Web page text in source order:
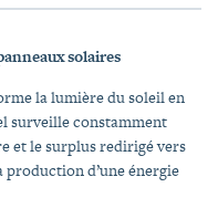
solaires
la lumière du soleil en
surveille constamment
et le surplus redirigé vers
production d’une énergie